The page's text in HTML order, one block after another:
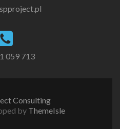
059 713
Consulting
by ThemeIsle